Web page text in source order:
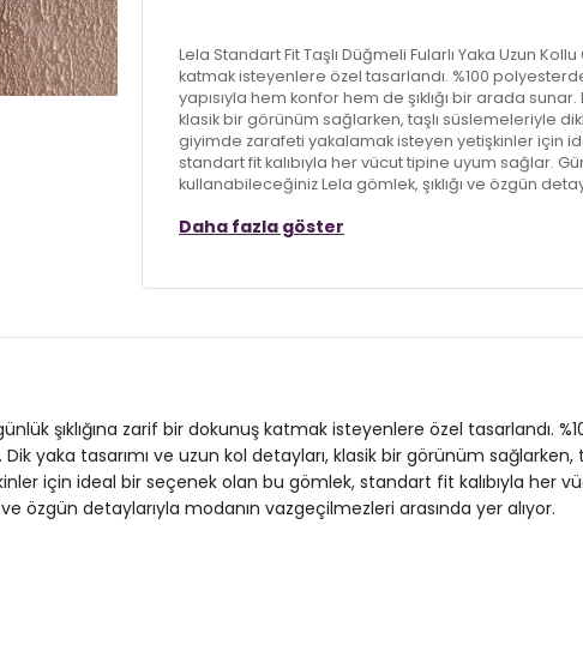
Lela Standart Fit Taşlı Düğmeli Fularlı Yaka Uzun
katmak isteyenlere özel tasarlandı. %100
yapısıyla hem konfor hem de şıklığı bir arada
klasik bir görünüm sağlarken, taşlı süslemeleriyle
giyimde zarafeti yakalamak isteyen yetişkinler için
standart fit kalıbıyla her vücut tipine uyum sağlar.
kullanabileceğiniz Lela gömlek, şıklığı ve özgün
Kapama Şekli: Düğmeli
Kol Tipi:Uzun Kol
Daha fazla göster
şıklığına zarif bir dokunuş katmak isteyenlere özel tasarlandı.
Dik yaka tasarımı ve uzun kol detayları, klasik bir görünüm
için ideal bir seçenek olan bu gömlek, standart fit kalıbıyla her
özgün detaylarıyla modanın vazgeçilmezleri arasında yer alıyor.